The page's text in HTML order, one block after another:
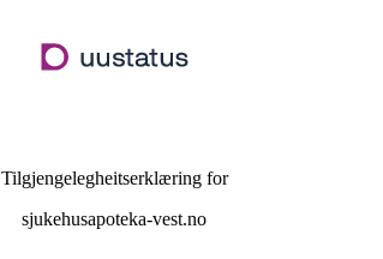
hovudinnhald
Tilgjengelegheitserklæring for
sjukehusapoteka-vest.no